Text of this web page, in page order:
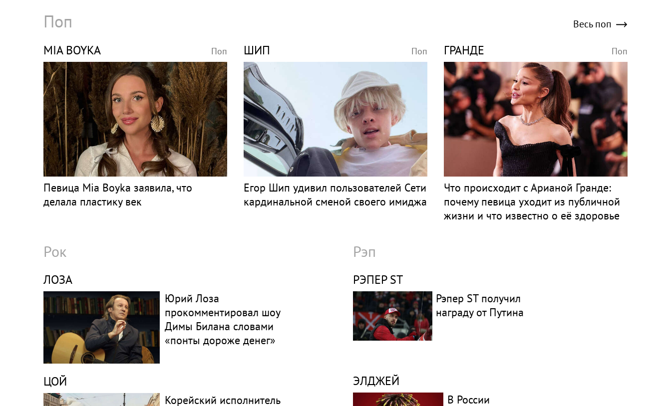
Поп Весь поп
MIA BOYKA Поп
Певица Mia Boyka заявила, что
делала пластику век
ШИП Поп
Егор Шип удивил пользователей Сети
кардинальной сменой своего имиджа
ГРАНДЕ Поп
Что происходит с Арианой Гранде:
почему певица уходит из публичной
жизни и что известно о её здоровье
Рок
ЛОЗА
Юрий Лоза
прокомментировал шоу
Димы Билана словами
«понты дороже денег»
ЦОЙ
Корейский исполнитель
Рэп
РЭПЕР ST
Рэпер ST получил
награду от Путина
ЭЛДЖЕЙ
В России